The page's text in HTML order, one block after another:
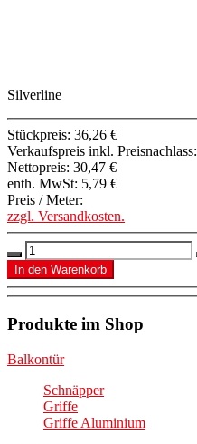
Silverline
Stückpreis: 36,26 €
Verkaufspreis inkl. Preisnachlass:
Nettopreis: 30,47 €
enth. MwSt: 5,79 €
Preis / Meter:
zzgl. Versandkosten.
Produkte im Shop
Balkontür
Schnäpper
Griffe
Griffe Aluminium